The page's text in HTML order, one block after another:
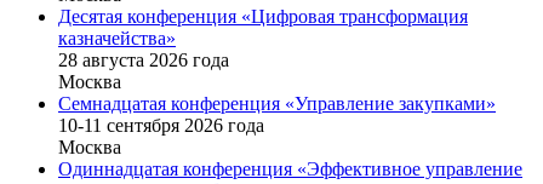
Десятая конференция «Цифровая трансформация
казначейства»
28 августа 2026 года
Москва
Семнадцатая конференция «Управление закупками»
10-11 сентября 2026 года
Москва
Одиннадцатая конференция «Эффективное управление